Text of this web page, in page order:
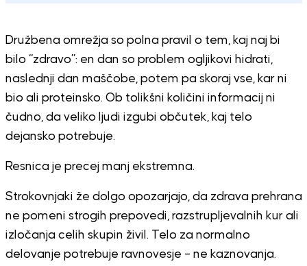
Družbena omrežja so polna pravil o tem, kaj naj bi
bilo “zdravo”: en dan so problem ogljikovi hidrati,
naslednji dan maščobe, potem pa skoraj vse, kar ni
bio ali proteinsko. Ob tolikšni količini informacij ni
čudno, da veliko ljudi izgubi občutek, kaj telo
dejansko potrebuje.
Resnica je precej manj ekstremna.
Strokovnjaki že dolgo opozarjajo, da zdrava prehrana
ne pomeni strogih prepovedi, razstrupljevalnih kur ali
izločanja celih skupin živil. Telo za normalno
delovanje potrebuje ravnovesje – ne kaznovanja.